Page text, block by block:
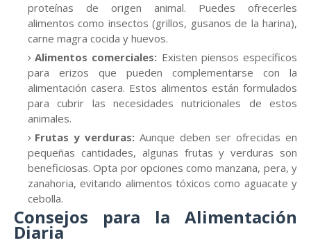
proteínas de origen animal. Puedes ofrecerles
alimentos como insectos (grillos, gusanos de la harina),
carne magra cocida y huevos.
Alimentos comerciales: Existen piensos específicos
para erizos que pueden complementarse con la
alimentación casera. Estos alimentos están formulados
para cubrir las necesidades nutricionales de estos
animales.
Frutas y verduras: Aunque deben ser ofrecidas en
pequeñas cantidades, algunas frutas y verduras son
beneficiosas. Opta por opciones como manzana, pera, y
zanahoria, evitando alimentos tóxicos como aguacate y
cebolla.
Consejos para la Alimentación
Diaria